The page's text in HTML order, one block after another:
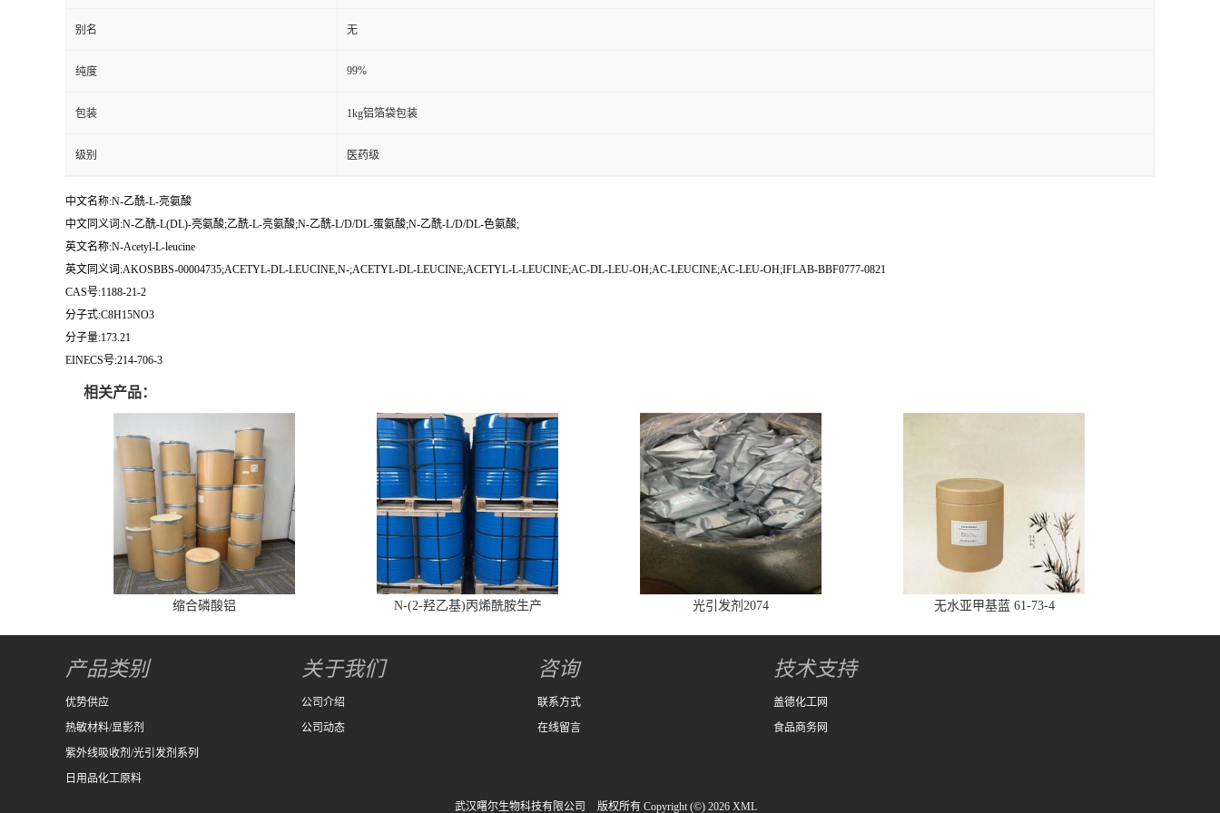
别名 无
纯度 99%
包装 1kg铝箔袋包装
级别 医药级
中文名称:N-乙酰-L-亮氨酸
中文同义词:N-乙酰-L(DL)-亮氨酸;乙酰-L-亮氨酸;N-乙酰-L/D/DL-蛋氨酸;N-乙酰-L/D/DL-色氨酸;
英文名称:N-Acetyl-L-leucine
英文同义词:AKOSBBS-00004735;ACETYL-DL-LEUCINE,N-;ACETYL-DL-LEUCINE;ACETYL-L-LEUCINE;AC-DL-LEU-OH;AC-LEUCINE;AC-LEU-OH;IFLAB-BBF0777-0821
CAS号:1188-21-2
分子式:C8H15NO3
分子量:173.21
EINECS号:214-706-3
相关产品：
缩合磷酸铝 N-(2-羟乙基)丙烯酰胺生产 光引发剂2074 无水亚甲基蓝 61-73-4
产品类别
优势供应
热敏材料/显影剂
紫外线吸收剂/光引发剂系列
日用品化工原料
关于我们
公司介绍
公司动态
咨询
联系方式
在线留言
技术支持
盖德化工网
食品商务网
武汉曙尔生物科技有限公司 版权所有 Copyright (©) 2026 XML